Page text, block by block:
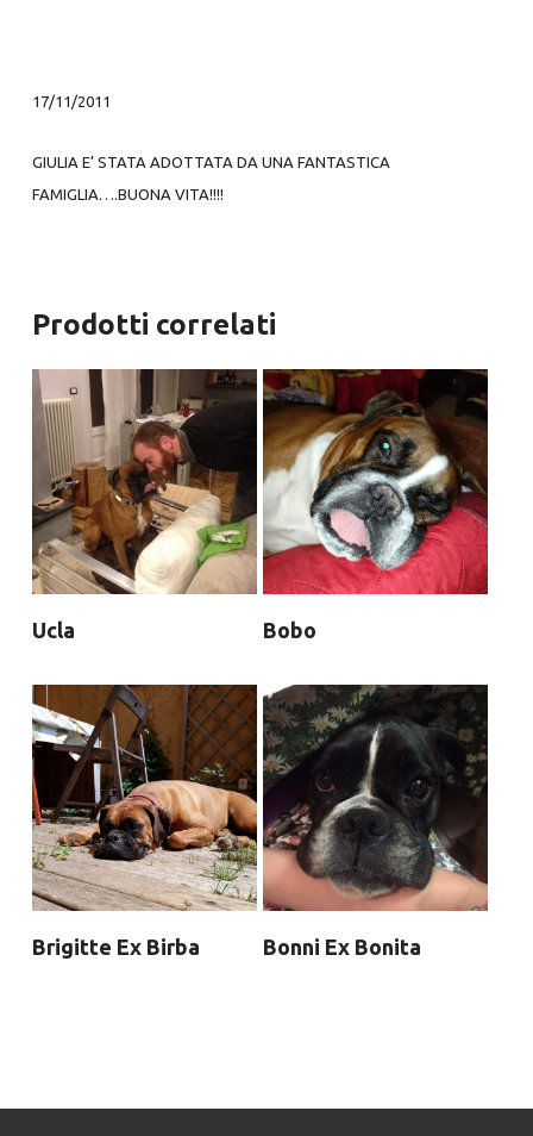
17/11/2011
GIULIA E’ STATA ADOTTATA DA UNA FANTASTICA
FAMIGLIA….BUONA VITA!!!!
Prodotti correlati
Ucla Bobo
Brigitte Ex Birba Bonni Ex Bonita